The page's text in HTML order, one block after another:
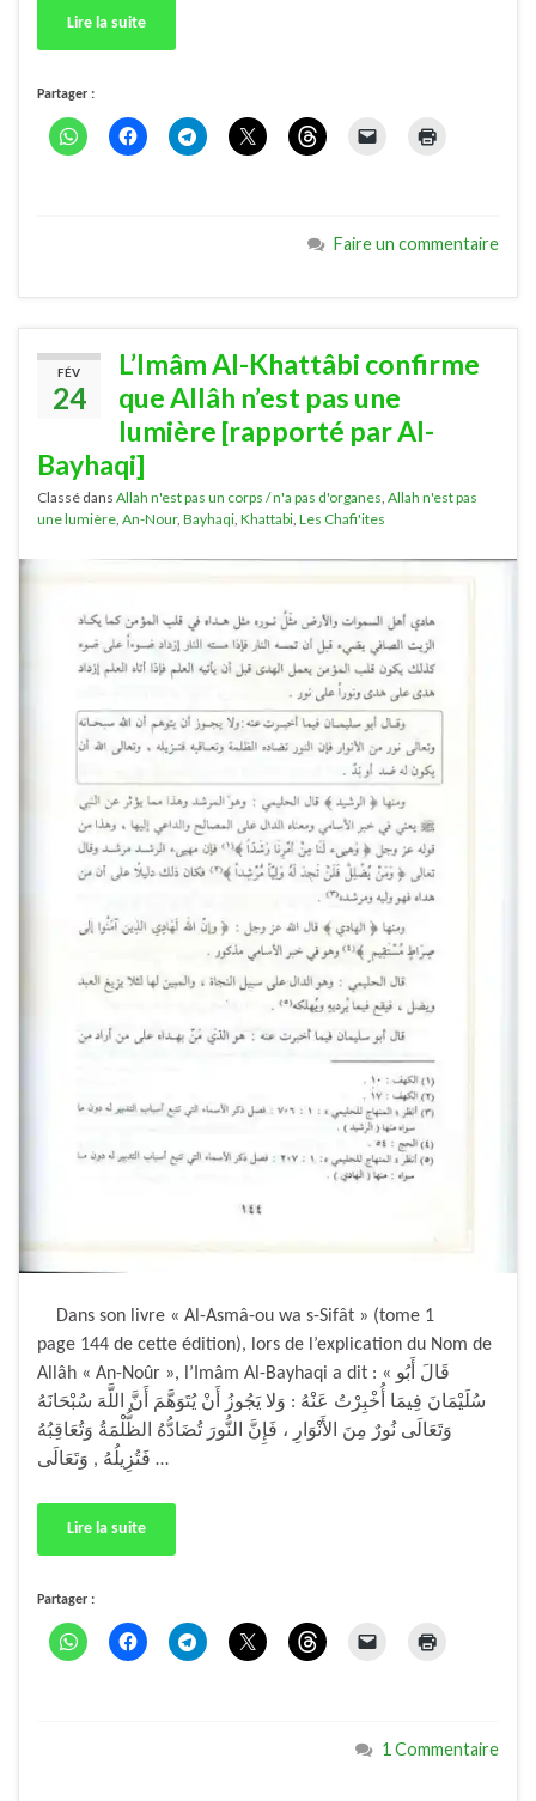
Lire la suite
Partager :
Faire un commentaire
FÉV
24
L’Imâm Al-Khattâbi confirme
que Allâh n’est pas une
lumière [rapporté par Al-
Bayhaqi]
Classé dans Allah n'est pas un corps / n'a pas d'organes, Allah n'est pas
une lumière, An-Nour, Bayhaqi, Khattabi, Les Chafi'ites
Dans son livre « Al-Asmâ-ou wa s-Sifât » (tome 1
page 144 de cette édition), lors de l’explication du Nom de
Allâh « An-Noûr », l’Imâm Al-Bayhaqi a dit : « قَالَ أَبُو
سُلَيْمَانَ فِيمَا أُخْبِرْتُ عَنْهُ : وَلا يَجُوزُ أَنْ يُتَوَهَّمَ أَنَّ اللَّهَ سُبْحَانَهُ
وَتَعَالَى نُورٌ مِنَ الأَنْوَارِ ، فَإِنَّ النُّورَ تُضَادُّهُ الظُّلْمَةُ وَتُعَاقِبُهُ
فَتُزِيلُهُ , وَتَعَالَى …
Lire la suite
Partager :
1 Commentaire